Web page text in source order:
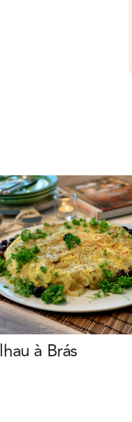
à Brás